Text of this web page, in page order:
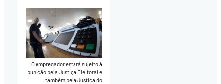
O empregador estará sujeito à
punição pela Justiça Eleitoral e
também pela Justiça do